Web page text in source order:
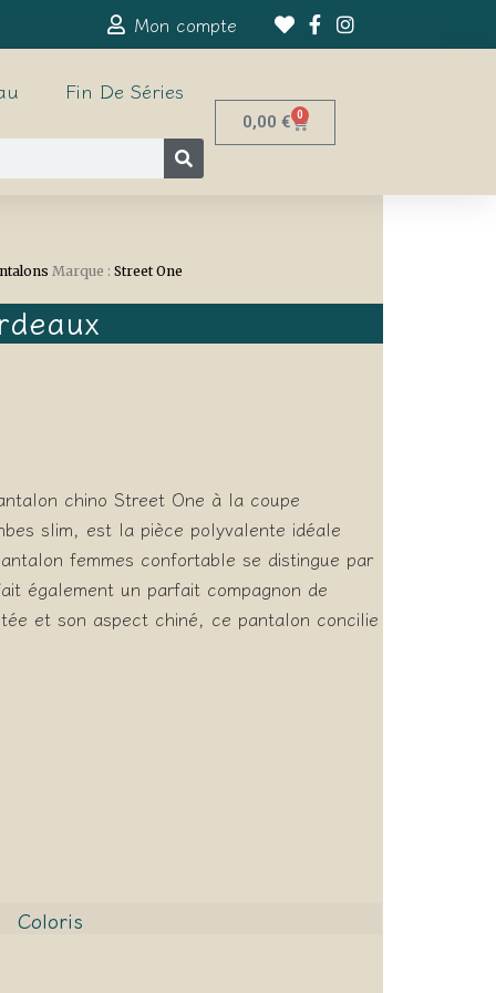
Mon compte
Fin De Séries
0,00 € 0
Marque : Street One
chino Street One à la coupe
slim, est la pièce polyvalente idéale
femmes confortable se distingue par
également un parfait compagnon de
et son aspect chiné, ce pantalon concilie
Coloris